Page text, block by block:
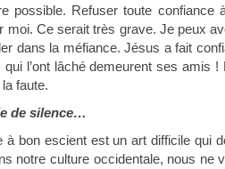
possible. Refuser toute confiance
moi. Ce serait très grave. Je peux
dans la méfiance. Jésus a fait
l’ont lâché demeurent ses amis
faute.
de silence…
à bon escient est un art difficile qui
notre culture occidentale, nous ne